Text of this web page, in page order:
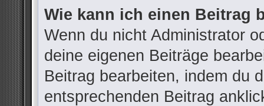
Wie kann ich einen Beitrag
Wenn du nicht Administrator
deine eigenen Beiträge
Beitrag bearbeiten, indem du
entsprechenden Beitrag